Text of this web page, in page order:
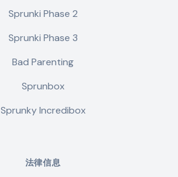
Sprunki Phase 2
Sprunki Phase 3
Bad Parenting
Sprunbox
Sprunky Incredibox
法律信息